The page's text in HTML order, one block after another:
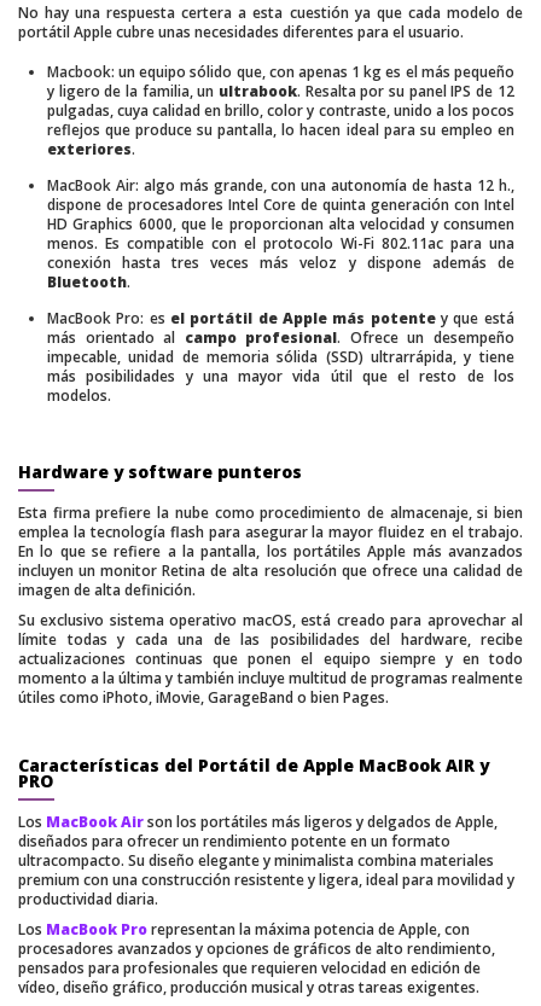
No hay una respuesta certera a esta cuestión ya que cada modelo de
portátil Apple cubre unas necesidades diferentes para el usuario.
Macbook: un equipo sólido que, con apenas 1 kg es el más pequeño
y ligero de la familia, un ultrabook. Resalta por su panel IPS de 12
pulgadas, cuya calidad en brillo, color y contraste, unido a los pocos
reflejos que produce su pantalla, lo hacen ideal para su empleo en
exteriores.
MacBook Air: algo más grande, con una autonomía de hasta 12 h.,
dispone de procesadores Intel Core de quinta generación con Intel
HD Graphics 6000, que le proporcionan alta velocidad y consumen
menos. Es compatible con el protocolo Wi-Fi 802.11ac para una
conexión hasta tres veces más veloz y dispone además de
Bluetooth.
MacBook Pro: es el portátil de Apple más potentey que está
más orientado al campo profesional. Ofrece un desempeño
impecable, unidad de memoria sólida (SSD) ultrarrápida, y tiene
más posibilidades y una mayor vida útil que el resto de los
modelos.
Hardware y software punteros
Esta firma prefiere la nube como procedimiento de almacenaje, si bien
emplea la tecnología flash para asegurar la mayor fluidez en el trabajo.
En lo que se refiere a la pantalla, los portátiles Apple más avanzados
incluyen un monitor Retina de alta resolución que ofrece una calidad de
imagen de alta definición.
Su exclusivo sistema operativo macOS, está creado para aprovechar al
límite todas y cada una de las posibilidades del hardware, recibe
actualizaciones continuas que ponen el equipo siempre y en todo
momento a la última y también incluye multitud de programas realmente
útiles como iPhoto, iMovie, GarageBand o bien Pages.
Características del Portátil de Apple MacBook AIR y
PRO
Los MacBook Airson los portátiles más ligeros y delgados de Apple,
diseñados para ofrecer un rendimiento potente en un formato
ultracompacto. Su diseño elegante y minimalista combina materiales
premium con una construcción resistente y ligera, ideal para movilidad y
productividad diaria.
Los MacBook Prorepresentan la máxima potencia de Apple, con
procesadores avanzados y opciones de gráficos de alto rendimiento,
pensados para profesionales que requieren velocidad en edición de
vídeo, diseño gráfico, producción musical y otras tareas exigentes.